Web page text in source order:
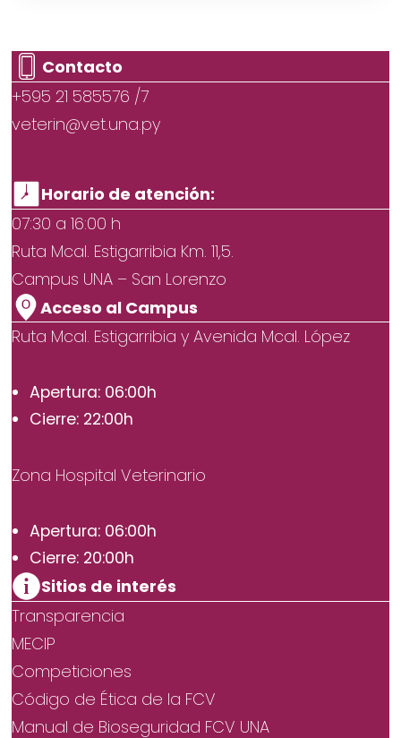
Contacto
+595 21 585576 /7
veterin@vet.una.py
Horario de atención:
07:30 a 16:00 h
Ruta Mcal. Estigarribia Km. 11,5.
Campus UNA – San Lorenzo
Acceso al Campus
Ruta Mcal. Estigarribia y Avenida Mcal. López
Apertura: 06:00h
Cierre: 22:00h
Zona Hospital Veterinario
Apertura: 06:00h
Cierre: 20:00h
Sitios de interés
Transparencia
MECIP
Competiciones
Código de Ética de la FCV
Manual de Bioseguridad FCV UNA